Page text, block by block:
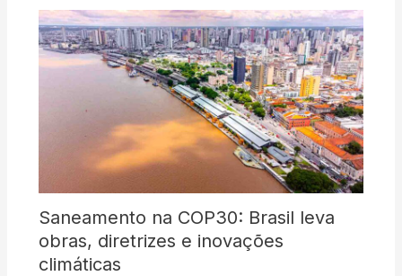
Saneamento na COP30: Brasil leva
obras, diretrizes e inovações
climáticas